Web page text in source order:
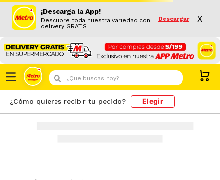
Descubre toda nuestra variedad con
delivery GRATIS
X
¿Que buscas hoy?
¿Cómo quieres recibir tu pedido? Elegir
Resultado de búsqueda